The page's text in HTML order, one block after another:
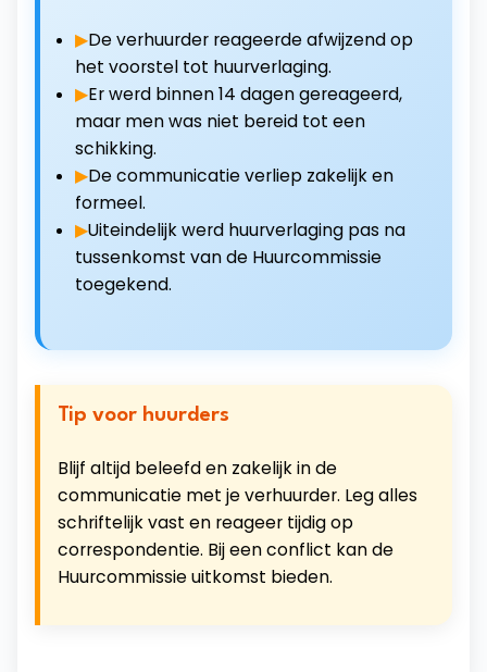
De verhuurder reageerde afwijzend op
het voorstel tot huurverlaging.
Er werd binnen 14 dagen gereageerd,
maar men was niet bereid tot een
schikking.
De communicatie verliep zakelijk en
formeel.
Uiteindelijk werd huurverlaging pas na
tussenkomst van de Huurcommissie
toegekend.
Tip voor huurders
Blijf altijd beleefd en zakelijk in de
communicatie met je verhuurder. Leg alles
schriftelijk vast en reageer tijdig op
correspondentie. Bij een conflict kan de
Huurcommissie uitkomst bieden.